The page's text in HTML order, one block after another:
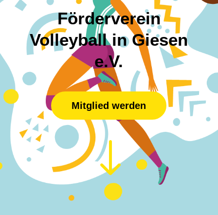
Förderverein
Volleyball in Giesen
e.V.
Mitglied werden
"